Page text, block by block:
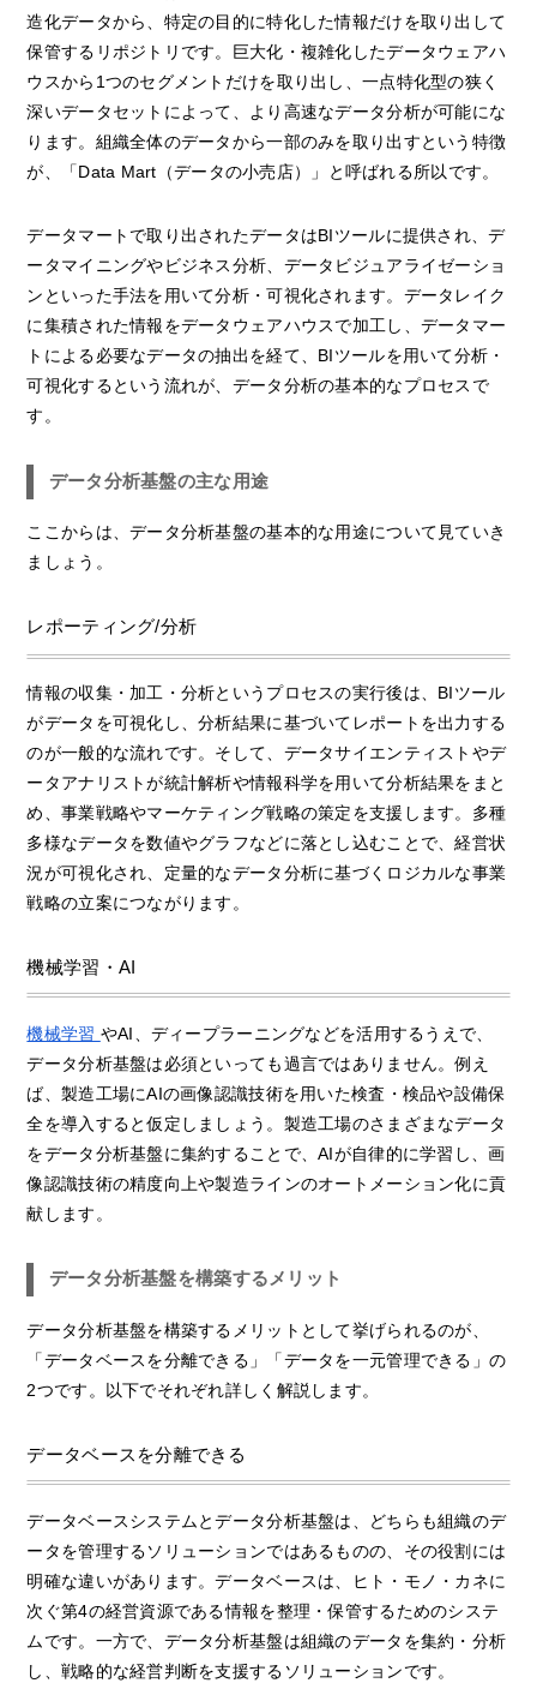
造化データから、特定の目的に特化した情報だけを取り出して
保管するリポジトリです。巨大化・複雑化したデータウェアハ
ウスから1つのセグメントだけを取り出し、一点特化型の狭く
深いデータセットによって、より高速なデータ分析が可能にな
ります。組織全体のデータから一部のみを取り出すという特徴
が、「Data Mart（データの小売店）」と呼ばれる所以です。
データマートで取り出されたデータはBIツールに提供され、デ
ータマイニングやビジネス分析、データビジュアライゼーショ
ンといった手法を用いて分析・可視化されます。データレイク
に集積された情報をデータウェアハウスで加工し、データマー
トによる必要なデータの抽出を経て、BIツールを用いて分析・
可視化するという流れが、データ分析の基本的なプロセスで
す。
データ分析基盤の主な用途
ここからは、データ分析基盤の基本的な用途について見ていき
ましょう。
レポーティング/分析
情報の収集・加工・分析というプロセスの実行後は、BIツール
がデータを可視化し、分析結果に基づいてレポートを出力する
のが一般的な流れです。そして、データサイエンティストやデ
ータアナリストが統計解析や情報科学を用いて分析結果をまと
め、事業戦略やマーケティング戦略の策定を支援します。多種
多様なデータを数値やグラフなどに落とし込むことで、経営状
況が可視化され、定量的なデータ分析に基づくロジカルな事業
戦略の立案につながります。
機械学習・AI
機械学習 やAI、ディープラーニングなどを活用するうえで、
データ分析基盤は必須といっても過言ではありません。例え
ば、製造工場にAIの画像認識技術を用いた検査・検品や設備保
全を導入すると仮定しましょう。製造工場のさまざまなデータ
をデータ分析基盤に集約することで、AIが自律的に学習し、画
像認識技術の精度向上や製造ラインのオートメーション化に貢
献します。
データ分析基盤を構築するメリット
データ分析基盤を構築するメリットとして挙げられるのが、
「データベースを分離できる」「データを一元管理できる」の
2つです。以下でそれぞれ詳しく解説します。
データベースを分離できる
データベースシステムとデータ分析基盤は、どちらも組織のデ
ータを管理するソリューションではあるものの、その役割には
明確な違いがあります。データベースは、ヒト・モノ・カネに
次ぐ第4の経営資源である情報を整理・保管するためのシステ
ムです。一方で、データ分析基盤は組織のデータを集約・分析
し、戦略的な経営判断を支援するソリューションです。